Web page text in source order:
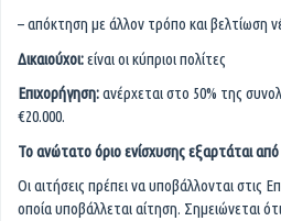
– απόκτηση με άλλον τρόπο και βελτίωση
Δικαιούχοι:είναι οι κύπριοι πολίτες
Επιχορήγηση:ανέρχεται στο 50% της
€20.000.
Το ανώτατο όριο ενίσχυσης εξαρτάται
Οι αιτήσεις πρέπει να υποβάλλονται στις
οποία υποβάλλεται αίτηση. Σημειώνεται